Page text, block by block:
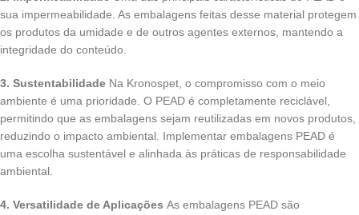
sua impermeabilidade. As embalagens feitas desse material protegem
os produtos da umidade e de outros agentes externos, mantendo a
integridade do conteúdo.
3. Sustentabilidade Na Kronospet, o compromisso com o meio
ambiente é uma prioridade. O PEAD é completamente reciclável,
permitindo que as embalagens sejam reutilizadas em novos produtos,
reduzindo o impacto ambiental. Implementar embalagens PEAD é
uma escolha sustentável e alinhada às práticas de responsabilidade
ambiental.
4. Versatilidade de Aplicações As embalagens PEAD são